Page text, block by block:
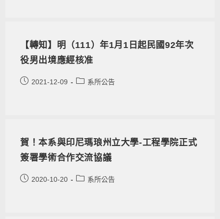
【轉知】明（111）年1月1日起民國92年次
役男出境應經核准
2021-12-09 系所公告
賀！本系與印尼瑪琅州立大學-工程學院正式
簽署學術合作交流協議
2020-10-20 系所公告